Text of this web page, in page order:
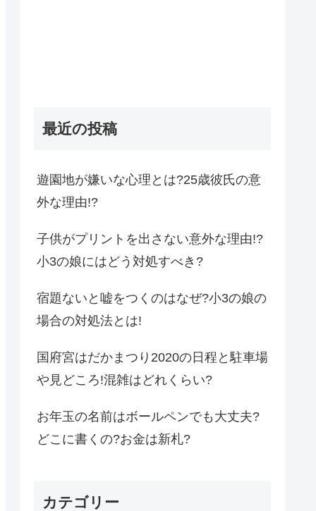
最近の投稿
遊園地が嫌いな心理とは?25歳彼氏の意
外な理由!?
子供がプリントを出さない意外な理由!?
小3の娘にはどう対処すべき?
宿題ないと嘘をつくのはなぜ?小3の娘の
場合の対処法とは!
国府宮はだかまつり2020の日程と駐車場
や見どころ!混雑はどれくらい?
お年玉の名前はボールペンでも大丈夫?
どこに書くの?お金は新札?
カテゴリー